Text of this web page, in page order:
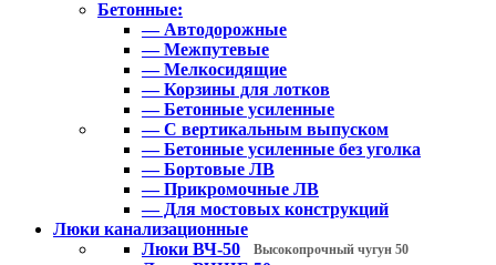
Бетонные:
— Автодорожные
— Межпутевые
— Мелкосидящие
— Корзины для лотков
— Бетонные усиленные
— С вертикальным выпуском
— Бетонные усиленные без уголка
— Бортовые ЛВ
— Прикромочные ЛВ
— Для мостовых конструкций
Люки канализационные
Люки ВЧ-50
Высокопрочный чугун 50